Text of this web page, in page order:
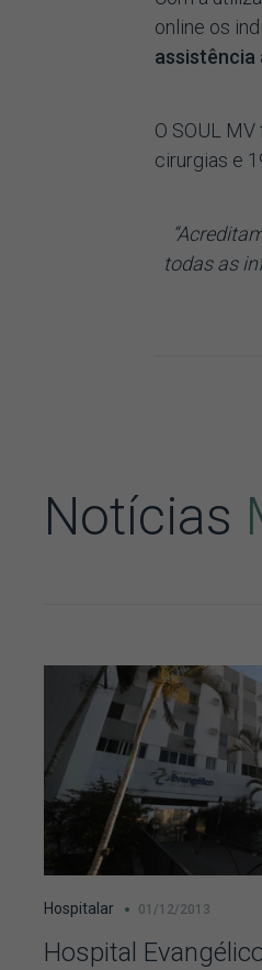
online os
assistência
O SOUL
cirurgias e
todas as
Notícias
Hospitalar 01/12/2013
Hospital